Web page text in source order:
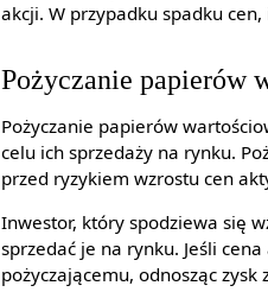
akcji. W przypadku spadku
Pożyczanie papierów
Pożyczanie papierów
celu ich sprzedaży na rynku.
przed ryzykiem wzrostu cen
Inwestor, który spodziewa się
sprzedać je na rynku. Jeśli
pożyczającemu, odnosząc zysk